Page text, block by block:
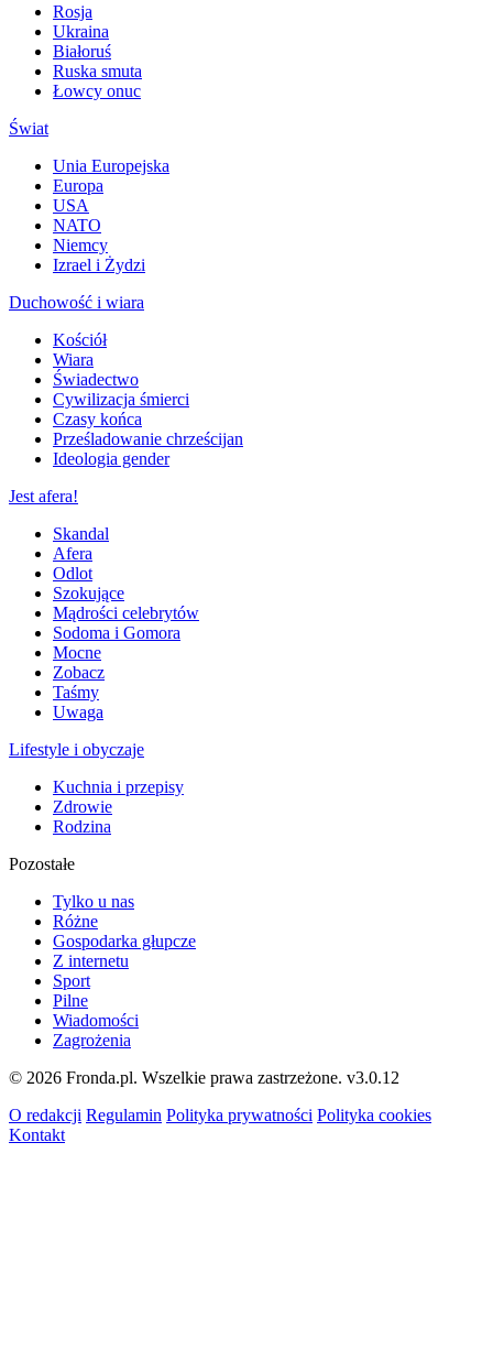
Rosja
Ukraina
Białoruś
Ruska smuta
Łowcy onuc
Świat
Unia Europejska
Europa
USA
NATO
Niemcy
Izrael i Żydzi
Duchowość i wiara
Kościół
Wiara
Świadectwo
Cywilizacja śmierci
Czasy końca
Prześladowanie chrześcijan
Ideologia gender
Jest afera!
Skandal
Afera
Odlot
Szokujące
Mądrości celebrytów
Sodoma i Gomora
Mocne
Zobacz
Taśmy
Uwaga
Lifestyle i obyczaje
Kuchnia i przepisy
Zdrowie
Rodzina
Pozostałe
Tylko u nas
Różne
Gospodarka głupcze
Z internetu
Sport
Pilne
Wiadomości
Zagrożenia
© 2026 Fronda.pl. Wszelkie prawa zastrzeżone. v3.0.12
O redakcji Regulamin Polityka prywatności Polityka cookies
Kontakt